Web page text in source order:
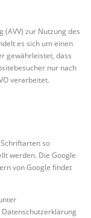
zur Nutzung des
es sich um einen
gewährleistet, dass
nur nach
verarbeitet.
so
werden. Die Google
von Google findet
Datenschutzerklärung